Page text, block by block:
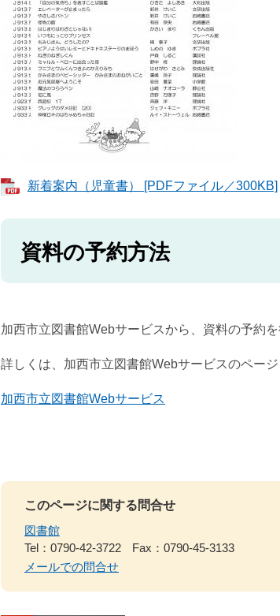
新着案内（児童書） [PDFファイル／300KB]
資料の予約方法
加西市立図書館Webサービスから、資料の予約を
詳しくは、加西市立図書館Webサービスのページ
加西市立図書館Webサービス
このページに関する問合せ
図書館
Tel：0790-42-3722
Fax：0790-45-3133
メールでの問合せ